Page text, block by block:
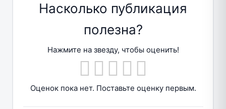
Насколько публикация
полезна?
Нажмите на звезду, чтобы оценить!
Оценок пока нет. Поставьте оценку первым.